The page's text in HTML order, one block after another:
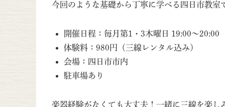
今回のような基礎から丁寧に学べる四日市教室
開催日程：毎月第1・3木曜日 19:00〜20:00
体験料：980円（三線レンタル込み）
会場：四日市市内
駐車場あり
楽器経験がなくても大丈夫！一緒に三線を楽し